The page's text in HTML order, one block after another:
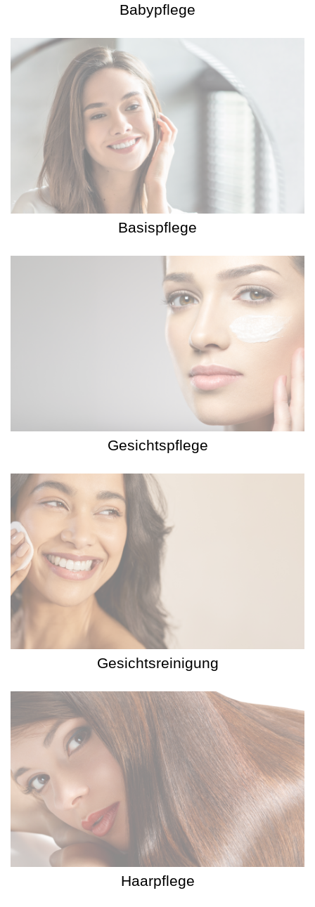
Babypflege
Basispflege
Gesichtspflege
Gesichtsreinigung
Haarpflege